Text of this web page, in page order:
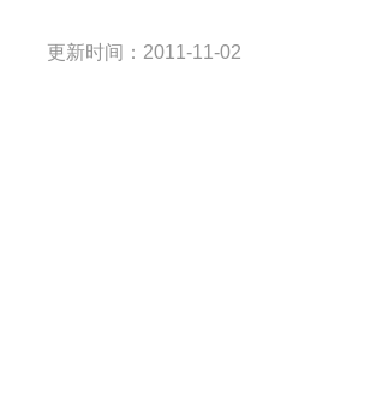
更新时间： 2011-11-02